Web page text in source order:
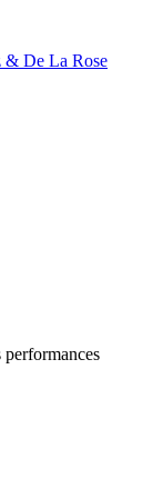
& De La Rose